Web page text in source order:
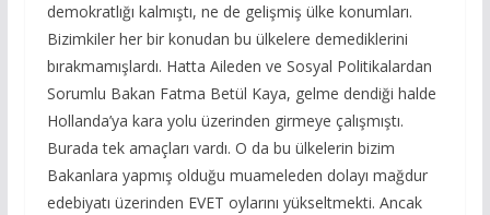
demokratlığı kalmıştı, ne de gelişmiş ülke konumları.
Bizimkiler her bir konudan bu ülkelere demediklerini
bırakmamışlardı. Hatta Aileden ve Sosyal Politikalardan
Sorumlu Bakan Fatma Betül Kaya, gelme dendiği halde
Hollanda’ya kara yolu üzerinden girmeye çalışmıştı.
Burada tek amaçları vardı. O da bu ülkelerin bizim
Bakanlara yapmış olduğu muameleden dolayı mağdur
edebiyatı üzerinden EVET oylarını yükseltmekti. Ancak